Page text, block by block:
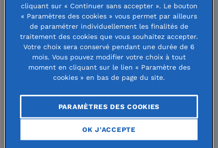
de condition modeste inscrits dans
les facultés de médecine de Paris et
d’Ile-de-France, en attribuant des
bourses.
étudiants en médecine
La Fondation Bourse Docteur Alexandre et Sonia
cliquant sur « Continuer sans accepter ». Le bouton
« Paramètres des cookies » vous permet par ailleurs
de paramétrer individuellement les finalités de
traitement des cookies que vous souhaitez accepter.
Votre choix sera conservé pendant une durée de 6
mois. Vous pouvez modifier votre choix à tout
moment en cliquant sur le lien « Paramètre des
cookies » en bas de page du site.
PARAMÈTRES DES COOKIES
OK J'ACCEPTE